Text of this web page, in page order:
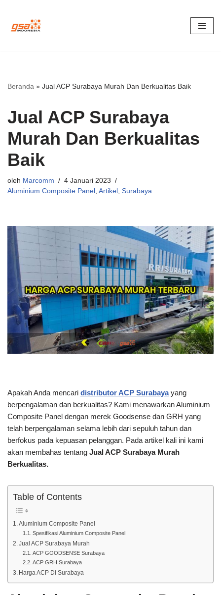
Lompat
Beranda » Jual ACP Surabaya Murah Dan Berkualitas Baik
Jual ACP Surabaya
Murah Dan Berkualitas
Baik
oleh Marcomm
4 Januari 2023
Aluminium Composite Panel , Artikel , Surabaya
Apakah Anda mencari distributor ACP Surabaya yang
berpengalaman dan berkualitas? Kami menawarkan Aluminium
Composite Panel dengan merek Goodsense dan GRH yang
telah berpengalaman selama lebih dari sepuluh tahun dan
berfokus pada kepuasan pelanggan. Pada artikel kali ini kami
akan membahas tentang Jual ACP Surabaya Murah
Berkualitas.
Table of Contents
Aluminium Composite Panel
Spesifikasi Aluminium Composite Panel
Jual ACP Surabaya Murah
ACP GOODSENSE Surabaya
ACP GRH Surabaya
Harga ACP Di Surabaya